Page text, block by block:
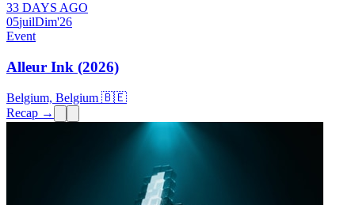
33 DAYS AGO
05juilDim'26
Event
Alleur Ink (2026)
Belgium, Belgium 🇧🇪
Recap →